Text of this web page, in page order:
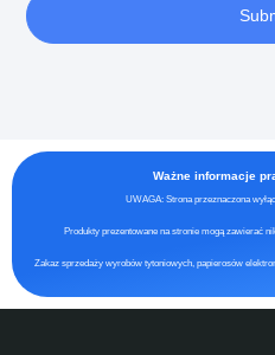
Ważne informacje
UWAGA: Strona przeznaczona
Produkty prezentowane na stronie mogą zawierać
Zakaz sprzedaży wyrobów tytoniowych, papierosów